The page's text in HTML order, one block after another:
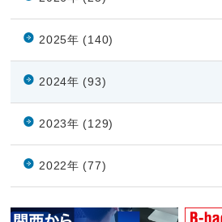
2025年 (140)
2024年 (93)
2023年 (129)
2022年 (77)